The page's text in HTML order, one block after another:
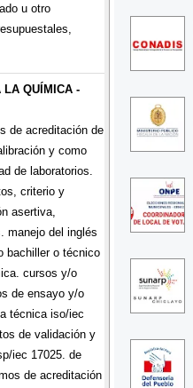
u otro
LA QUÍMICA -
de acreditación de
y como
de laboratorios.
criterio y
asertiva,
manejo del inglés
bachiller o técnico
cursos y/o
de ensayo y/o
técnica iso/iec
de validación y
iec 17025. de
de acreditación